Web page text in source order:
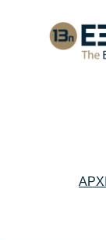
ΔΕΙΤΕ ΤΑ
ΔΕΙΤΕ ΤΟΝ